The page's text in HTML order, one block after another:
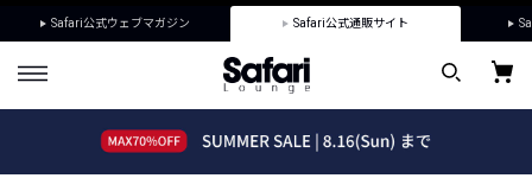
Safari公式ウェブマガジン Safari公式通販サイト